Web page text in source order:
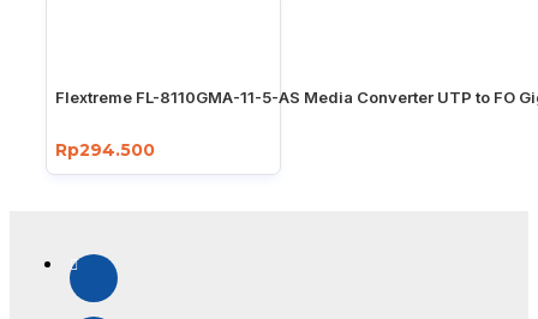
Flextreme FL-8110GMA-11-5-AS Media Converter UTP to FO
Rp294.500